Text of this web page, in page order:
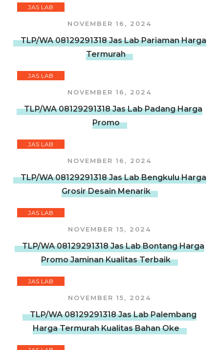
JAS LAB
NOVEMBER 16, 2024
TLP/WA 08129291318 Jas Lab Pariaman Harga
Termurah
JAS LAB
NOVEMBER 16, 2024
TLP/WA 08129291318 Jas Lab Padang Harga
Promo
JAS LAB
NOVEMBER 16, 2024
TLP/WA 08129291318 Jas Lab Bengkulu Harga
Grosir Desain Menarik
JAS LAB
NOVEMBER 15, 2024
TLP/WA 08129291318 Jas Lab Bontang Harga
Promo Jaminan Kualitas Terbaik
JAS LAB
NOVEMBER 15, 2024
TLP/WA 08129291318 Jas Lab Palembang
Harga Termurah Kualitas Bahan Oke